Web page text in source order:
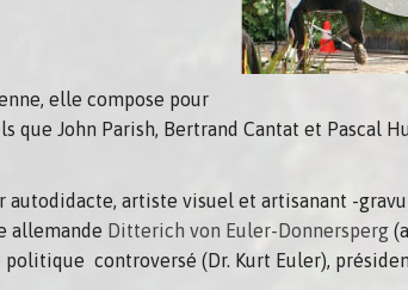
elle compose pour
John Parish, Bertrand Cantat et Pascal
artiste visuel et artisanant -
allemande Ditterich von Euler-Donnersperg
controversé (Dr. Kurt Euler),